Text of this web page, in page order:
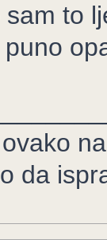
sam to
da